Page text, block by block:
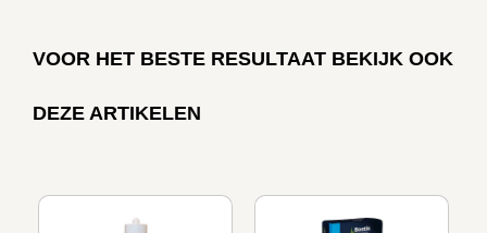
VOOR HET BESTE RESULTAAT BEKIJK OOK
DEZE ARTIKELEN